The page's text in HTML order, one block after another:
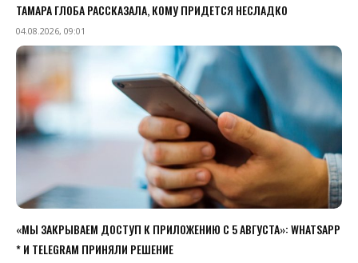
ТАМАРА ГЛОБА РАССКАЗАЛА, КОМУ ПРИДЕТСЯ НЕСЛАДКО
04.08.2026, 09:01
«МЫ ЗАКРЫВАЕМ ДОСТУП К ПРИЛОЖЕНИЮ C 5 АВГУСТА»: WHATSAPP
* И TELEGRAM ПРИНЯЛИ РЕШЕНИЕ